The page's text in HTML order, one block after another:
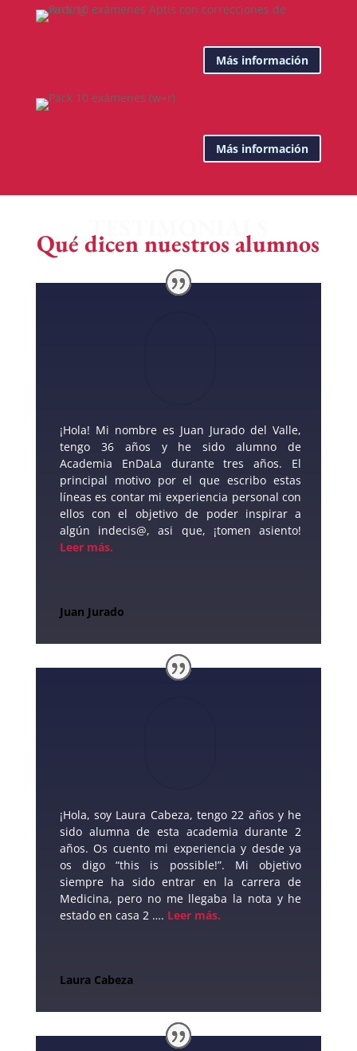
Más información
Más información
TESTIMONIALS
Qué dicen nuestros alumnos
¡Hola! Mi nombre es Juan Jurado del Valle,
tengo 36 años y he sido alumno de
Academia EnDaLa durante tres años. El
principal motivo por el que escribo estas
líneas es contar mi experiencia personal con
ellos con el objetivo de poder inspirar a
algún indecis@, asi que, ¡tomen asiento!
Leer más.
Juan Jurado
¡Hola, soy Laura Cabeza, tengo 22 años y he
sido alumna de esta academia durante 2
años. Os cuento mi experiencia y desde ya
os digo “this is possible!”. Mi objetivo
siempre ha sido entrar en la carrera de
Medicina, pero no me llegaba la nota y he
estado en casa 2 …. Leer más.
Laura Cabeza